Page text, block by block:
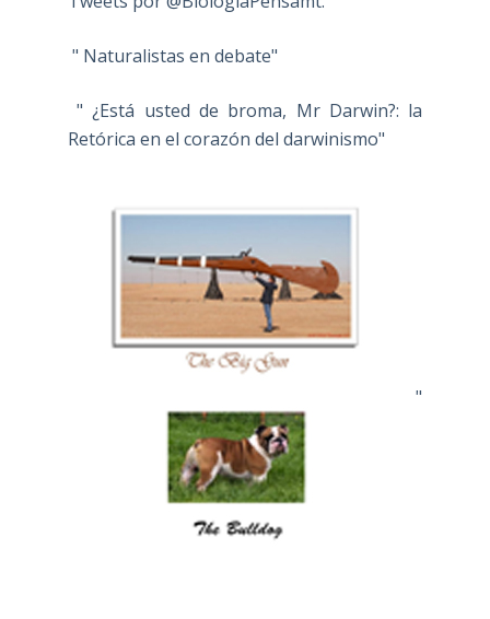
" Naturalistas en debate"
" ¿Está usted de broma, Mr Darwin?: la
Retórica en el corazón del darwinismo"
"